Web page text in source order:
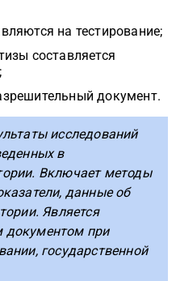
на тестирование;
составляется
документ.
исследований
в
Включает методы
данные об
Является
документом при
государственной